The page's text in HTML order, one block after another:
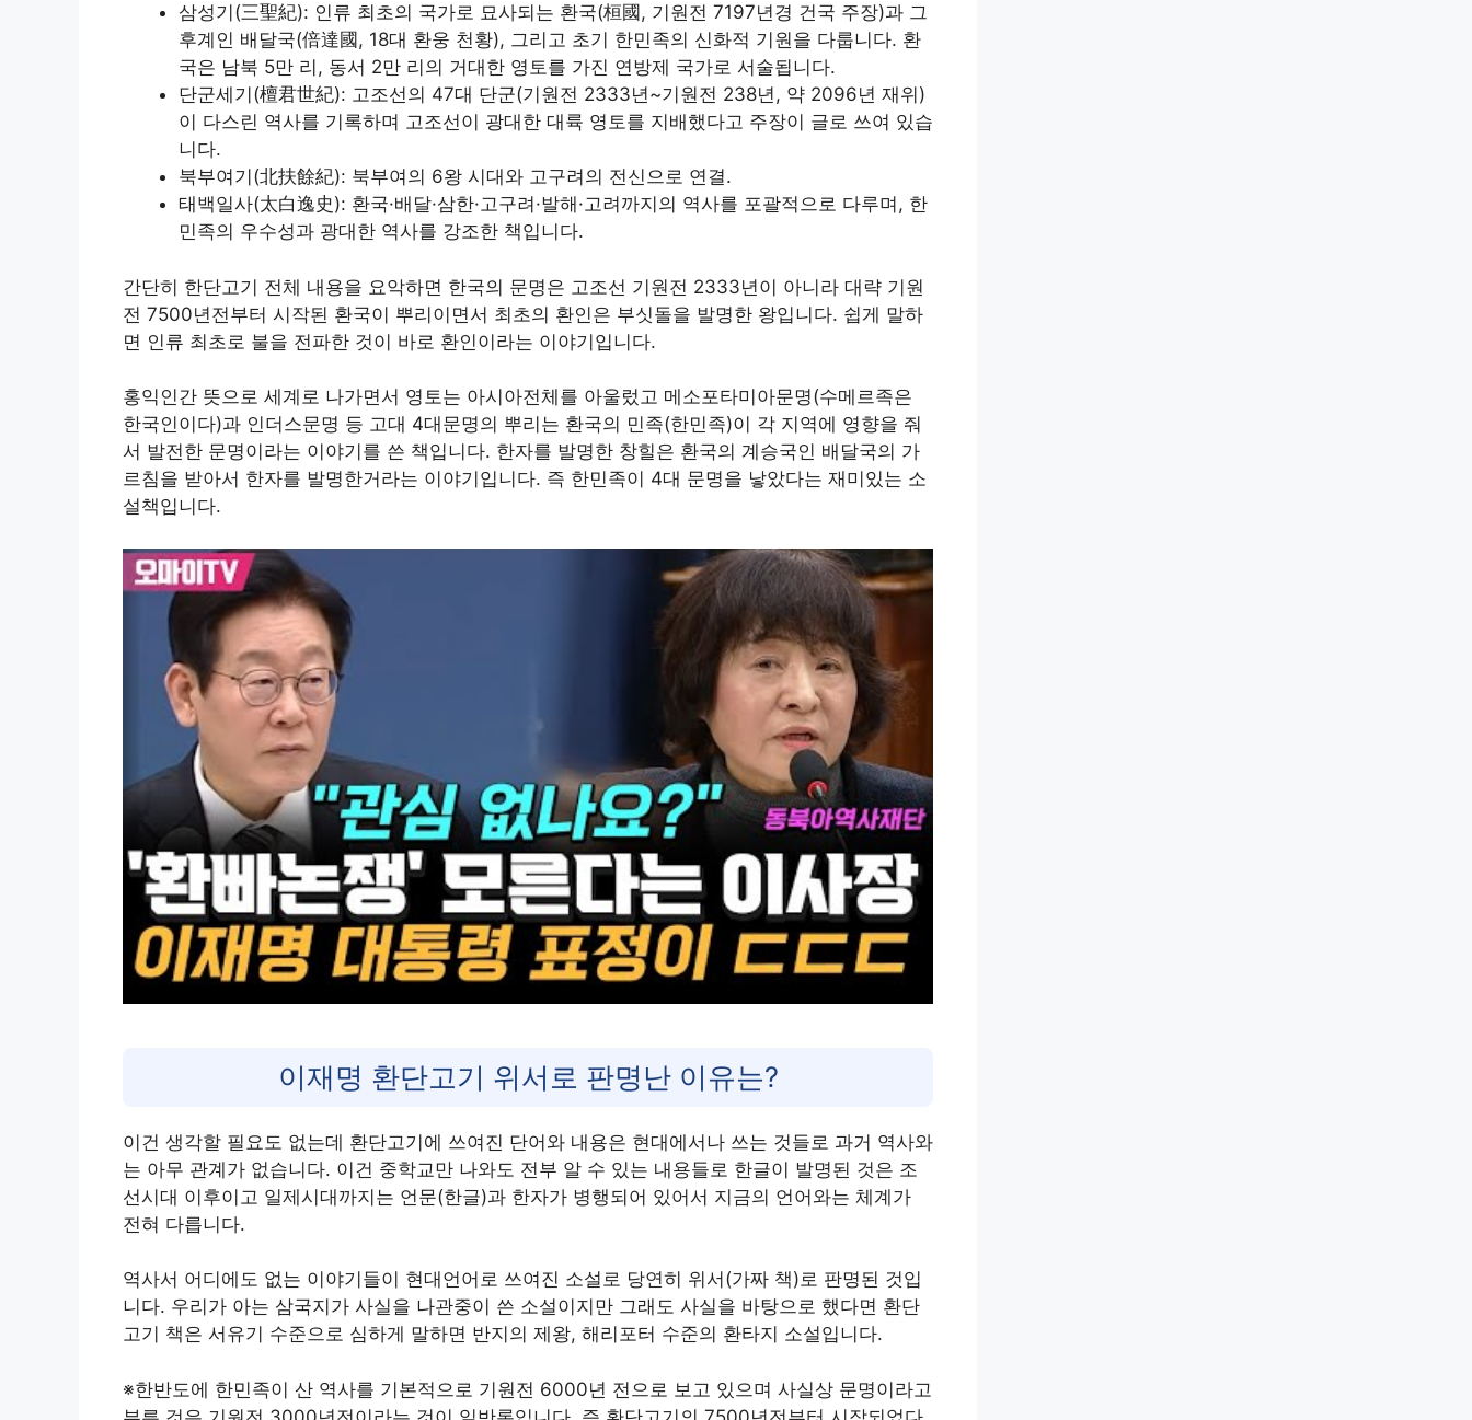
삼성기(三聖紀): 인류 최초의 국가로 묘사되는 환국(桓國, 기원전 7197년경 건국 주장)과 그
후계인 배달국(倍達國, 18대 환웅 천황), 그리고 초기 한민족의 신화적 기원을 다룹니다. 환
국은 남북 5만 리, 동서 2만 리의 거대한 영토를 가진 연방제 국가로 서술됩니다.
단군세기(檀君世紀): 고조선의 47대 단군(기원전 2333년~기원전 238년, 약 2096년 재위)
이 다스린 역사를 기록하며 고조선이 광대한 대륙 영토를 지배했다고 주장이 글로 쓰여 있습
니다.
북부여기(北扶餘紀): 북부여의 6왕 시대와 고구려의 전신으로 연결.
태백일사(太白逸史): 환국·배달·삼한·고구려·발해·고려까지의 역사를 포괄적으로 다루며, 한
민족의 우수성과 광대한 역사를 강조한 책입니다.
간단히 한단고기 전체 내용을 요악하면 한국의 문명은 고조선 기원전 2333년이 아니라 대략 기원
전 7500년전부터 시작된 환국이 뿌리이면서 최초의 환인은 부싯돌을 발명한 왕입니다. 쉽게 말하
면 인류 최초로 불을 전파한 것이 바로 환인이라는 이야기입니다.
홍익인간 뜻으로 세계로 나가면서 영토는 아시아전체를 아울렀고 메소포타미아문명(수메르족은
한국인이다)과 인더스문명 등 고대 4대문명의 뿌리는 환국의 민족(한민족)이 각 지역에 영향을 줘
서 발전한 문명이라는 이야기를 쓴 책입니다. 한자를 발명한 창힐은 환국의 계승국인 배달국의 가
르침을 받아서 한자를 발명한거라는 이야기입니다. 즉 한민족이 4대 문명을 낳았다는 재미있는 소
설책입니다.
이재명 환단고기 위서로 판명난 이유는?
이건 생각할 필요도 없는데 환단고기에 쓰여진 단어와 내용은 현대에서나 쓰는 것들로 과거 역사와
는 아무 관계가 없습니다. 이건 중학교만 나와도 전부 알 수 있는 내용들로 한글이 발명된 것은 조
선시대 이후이고 일제시대까지는 언문(한글)과 한자가 병행되어 있어서 지금의 언어와는 체계가
전혀 다릅니다.
역사서 어디에도 없는 이야기들이 현대언어로 쓰여진 소설로 당연히 위서(가짜 책)로 판명된 것입
니다. 우리가 아는 삼국지가 사실을 나관중이 쓴 소설이지만 그래도 사실을 바탕으로 했다면 환단
고기 책은 서유기 수준으로 심하게 말하면 반지의 제왕, 해리포터 수준의 환타지 소설입니다.
※한반도에 한민족이 산 역사를 기본적으로 기원전 6000년 전으로 보고 있으며 사실상 문명이라고